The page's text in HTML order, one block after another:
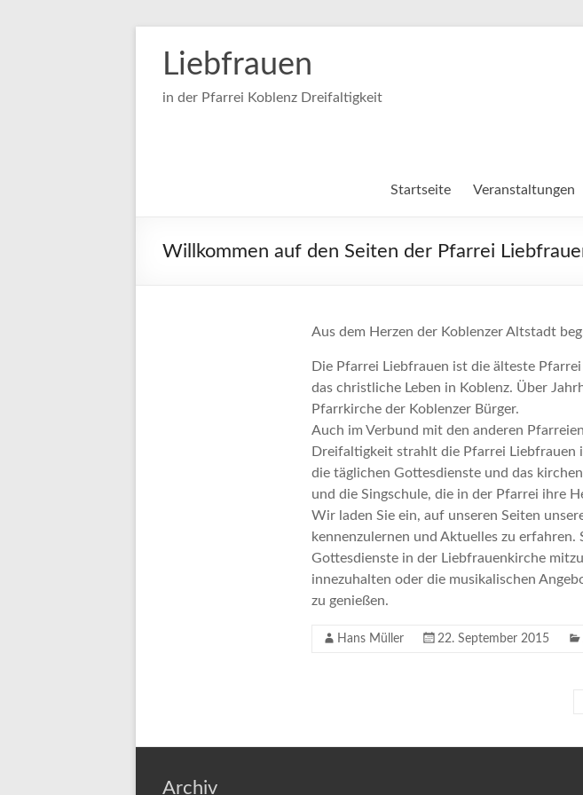
Inhalt
springenLiebfrauen
in der Pfarrei Koblenz Dreifaltigkeit
Startseite Veranstaltungen
Willkommen auf den Seiten der Pfarrei
Aus dem Herzen der Koblenzer Altstadt
Die Pfarrei Liebfrauen ist die älteste
das christliche Leben in Koblenz. Über
Pfarrkirche der Koblenzer Bürger.
Auch im Verbund mit den anderen
Dreifaltigkeit strahlt die Pfarrei Liebfrauen
die täglichen Gottesdienste und das
und die Singschule, die in der Pfarrei ihre
Wir laden Sie ein, auf unseren Seiten
kennenzulernen und Aktuelles zu erfahren.
Gottesdienste in der Liebfrauenkirche
innezuhalten oder die musikalischen
zu genießen.
Hans Müller 22. September 2015
Archiv